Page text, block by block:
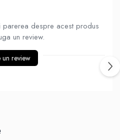
despre acest produs
un review.
un review